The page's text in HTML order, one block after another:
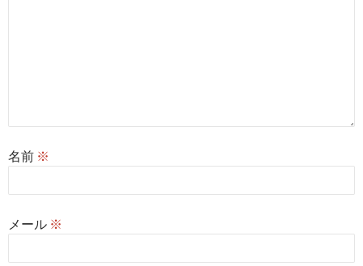
名前 ※
メール ※